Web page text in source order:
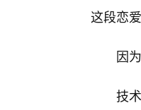
这段恋
因
技